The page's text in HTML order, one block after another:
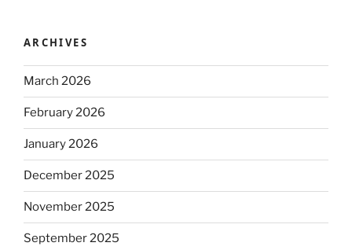
ARCHIVES
March 2026
February 2026
January 2026
December 2025
November 2025
September 2025